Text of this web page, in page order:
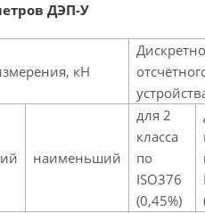
ДЭП-У
кН
наименьший
для 2
класса
по
ISO376
(0,45%)